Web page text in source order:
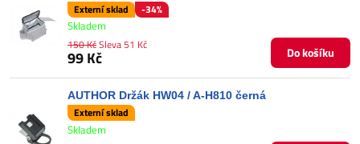
Externí sklad -34%
Skladem
99 Kč
150 KčSleva 51 Kč Do košíku
AUTHOR Držák HW04 / A-H810 černá
Externí sklad
Skladem